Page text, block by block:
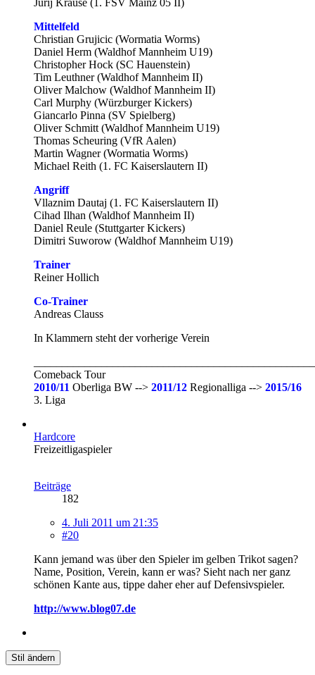
Mittelfeld
Christian Grujicic (Wormatia Worms)
Daniel Herm (Waldhof Mannheim U19)
Christopher Hock (SC Hauenstein)
Tim Leuthner (Waldhof Mannheim II)
Oliver Malchow (Waldhof Mannheim II)
Carl Murphy (Würzburger Kickers)
Giancarlo Pinna (SV Spielberg)
Oliver Schmitt (Waldhof Mannheim U19)
Thomas Scheuring (VfR Aalen)
Martin Wagner (Wormatia Worms)
Michael Reith (1. FC Kaiserslautern II)
Angriff
Vllaznim Dautaj (1. FC Kaiserslautern II)
Cihad Ilhan (Waldhof Mannheim II)
Daniel Reule (Stuttgarter Kickers)
Dimitri Suworow (Waldhof Mannheim U19)
Trainer
Reiner Hollich
Co-Trainer
Andreas Clauss
In Klammern steht der vorherige Verein
Comeback Tour
2010/11 Oberliga BW --> 2011/12 Regionalliga --> 2015/16
3. Liga
Hardcore
Freizeitligaspieler
Beiträge
182
4. Juli 2011 um 21:35
#20
Kann jemand was über den Spieler im gelben Trikot sagen?
Name, Position, Verein, kann er was? Sieht nach ner ganz
schönen Kante aus, tippe daher eher auf Defensivspieler.
http://www.blog07.de
Stil ändern